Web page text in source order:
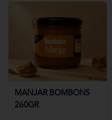
MANJAR BOMBONS
260GR